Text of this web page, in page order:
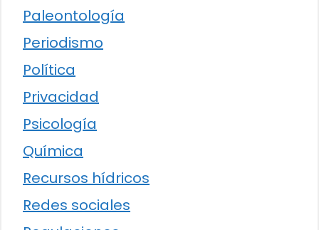
Paleontología
Periodismo
Política
Privacidad
Psicología
Química
Recursos hídricos
Redes sociales